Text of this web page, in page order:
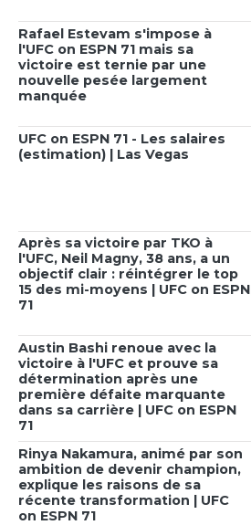
Rafael Estevam s'impose à
l'UFC on ESPN 71 mais sa
victoire est ternie par une
nouvelle pesée largement
manquée
UFC on ESPN 71 - Les salaires
(estimation) | Las Vegas
Après sa victoire par TKO à
l'UFC, Neil Magny, 38 ans, a un
objectif clair : réintégrer le top
15 des mi-moyens | UFC on ESPN
71
Austin Bashi renoue avec la
victoire à l'UFC et prouve sa
détermination après une
première défaite marquante
dans sa carrière | UFC on ESPN
71
Rinya Nakamura, animé par son
ambition de devenir champion,
explique les raisons de sa
récente transformation | UFC
on ESPN 71